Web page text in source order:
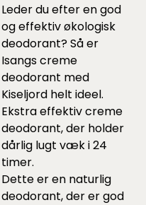
Leder du efter en god
og effektiv økologisk
deodorant? Så er
Isangs creme
deodorant med
Kiseljord helt ideel.
Ekstra effektiv creme
deodorant, der holder
dårlig lugt væk i 24
timer.
Dette er en naturlig
deodorant, der er god